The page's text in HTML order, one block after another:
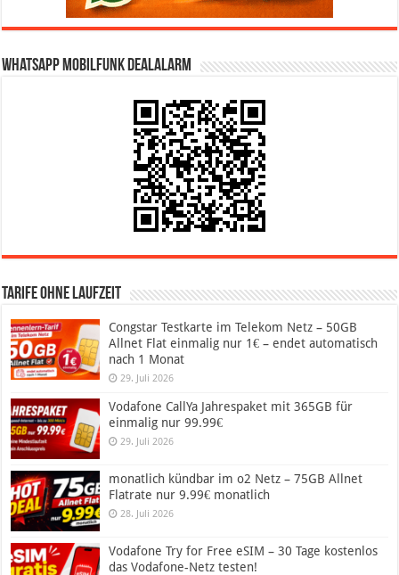
WhatsApp Mobilfunk DealAlarm
Tarife ohne Laufzeit
Congstar Testkarte im Telekom Netz – 50GB
Allnet Flat einmalig nur 1€ – endet automatisch
nach 1 Monat
29. Juli 2026
Vodafone CallYa Jahrespaket mit 365GB für
einmalig nur 99.99€
29. Juli 2026
monatlich kündbar im o2 Netz – 75GB Allnet
Flatrate nur 9.99€ monatlich
28. Juli 2026
Vodafone Try for Free eSIM – 30 Tage kostenlos
das Vodafone-Netz testen!